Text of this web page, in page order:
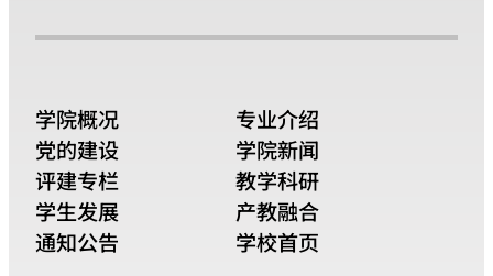
学院概况
专业介绍
党的建设
学院新闻
评建专栏
教学科研
学生发展
产教融合
通知公告
学校首页